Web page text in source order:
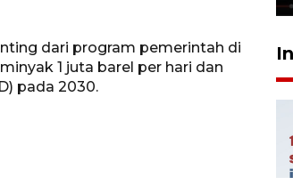
dari program pemerintah di
1 juta barel per hari dan
pada 2030.